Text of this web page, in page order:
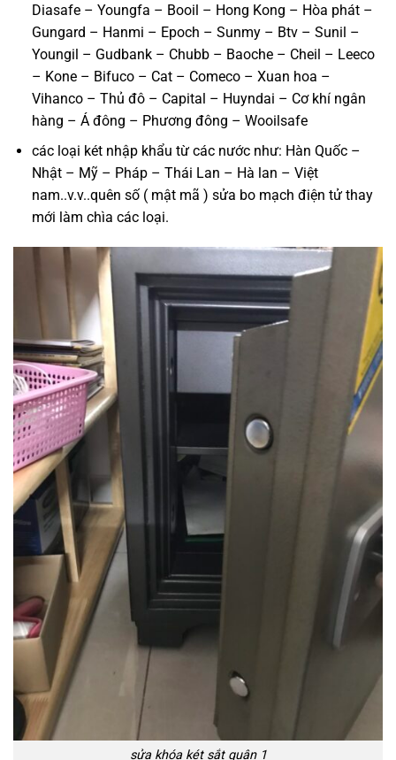
Diasafe – Youngfa – Booil – Hong Kong – Hòa phát –
Gungard – Hanmi – Epoch – Sunmy – Btv – Sunil –
Youngil – Gudbank – Chubb – Baoche – Cheil – Leeco
– Kone – Bifuco – Cat – Comeco – Xuan hoa –
Vihanco – Thủ đô – Capital – Huyndai – Cơ khí ngân
hàng – Á đông – Phương đông – Wooilsafe
các loại két nhập khẩu từ các nước như: Hàn Quốc –
Nhật – Mỹ – Pháp – Thái Lan – Hà lan – Việt
nam..v.v..quên số ( mật mã ) sửa bo mạch điện tử thay
mới làm chìa các loại.
sửa khóa két sắt quận 1